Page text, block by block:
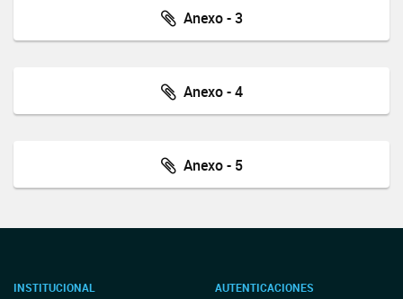
Anexo - 3
Anexo - 4
Anexo - 5
INSTITUCIONAL AUTENTICACIONES